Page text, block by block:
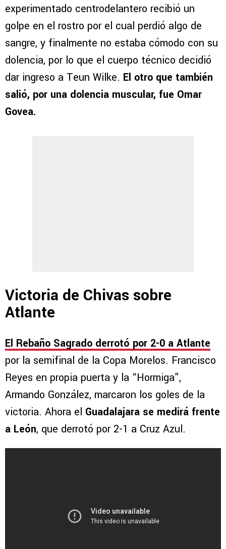
experimentado centrodelantero recibió un
golpe en el rostro por el cual perdió algo de
sangre, y finalmente no estaba cómodo con su
dolencia, por lo que el cuerpo técnico decidió
dar ingreso a Teun Wilke. El otro que también
salió, por una dolencia muscular, fue Omar
Govea.
Victoria de Chivas sobre
Atlante
El Rebaño Sagrado derrotó por 2-0 a Atlante
por la semifinal de la Copa Morelos. Francisco
Reyes en propia puerta y la “Hormiga”,
Armando González, marcaron los goles de la
victoria. Ahora el Guadalajara se medirá frente
a León, que derrotó por 2-1 a Cruz Azul.